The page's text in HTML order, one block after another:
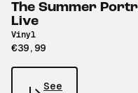
The Summer
Live
Vinyl
€39,99
See